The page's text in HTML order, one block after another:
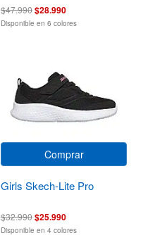
$47.990$28.990
Disponible en 6 colores
Comprar
Girls Skech-Lite Pro
$32.990$25.990
Disponible en 4 colores